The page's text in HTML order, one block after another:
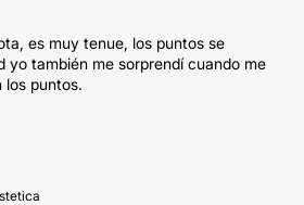
es muy tenue, los puntos se
yo también me sorprendí cuando me
los puntos.